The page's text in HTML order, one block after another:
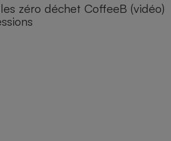
zéro déchet CoffeeB (vidéo)